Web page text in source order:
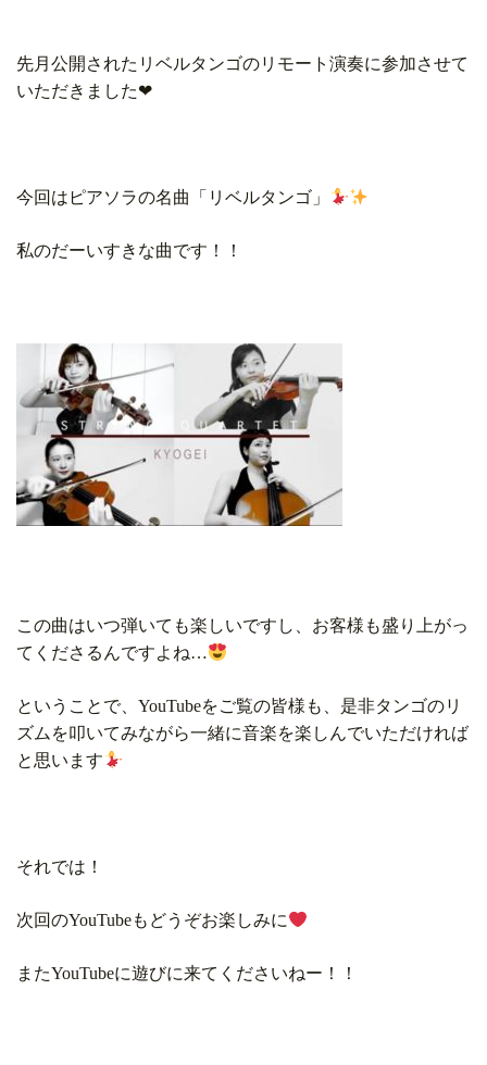
先月公開されたリベルタンゴのリモート演奏に参加させて
いただきました❤︎
今回はピアソラの名曲「リベルタンゴ」
私のだーいすきな曲です！！
この曲はいつ弾いても楽しいですし、お客様も盛り上がっ
てくださるんですよね…
ということで、YouTubeをご覧の皆様も、是非タンゴのリ
ズムを叩いてみながら一緒に音楽を楽しんでいただければ
と思います
それでは！
次回のYouTubeもどうぞお楽しみに
またYouTubeに遊びに来てくださいねー！！